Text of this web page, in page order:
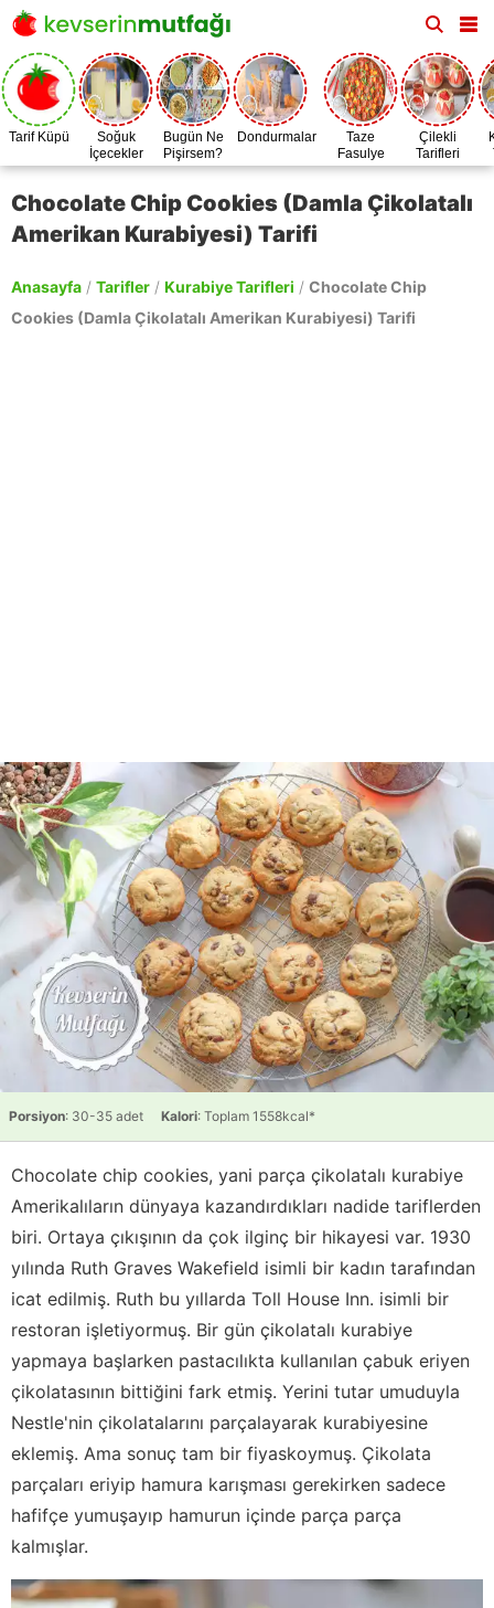
Tarif Küpü
Soğuk
İçecekler
Bugün Ne
Pişirsem?
Dondurmalar
Taze
Fasulye
Zamanı
Çilekli
Tarifleri
Chocolate Chip Cookies (Damla Çikolatalı
Amerikan Kurabiyesi) Tarifi
Anasayfa / Tarifler / Kurabiye Tarifleri / Chocolate Chip
Cookies (Damla Çikolatalı Amerikan Kurabiyesi) Tarifi
Porsiyon: 30-35 adet Kalori: Toplam 1558kcal*
Chocolate chip cookies, yani parça çikolatalı kurabiye
Amerikalıların dünyaya kazandırdıkları nadide tariflerden
biri. Ortaya çıkışının da çok ilginç bir hikayesi var. 1930
yılında Ruth Graves Wakefield isimli bir kadın tarafından
icat edilmiş. Ruth bu yıllarda Toll House Inn. isimli bir
restoran işletiyormuş. Bir gün çikolatalı kurabiye
yapmaya başlarken pastacılıkta kullanılan çabuk eriyen
çikolatasının bittiğini fark etmiş. Yerini tutar umuduyla
Nestle'nin çikolatalarını parçalayarak kurabiyesine
eklemiş. Ama sonuç tam bir fiyaskoymuş. Çikolata
parçaları eriyip hamura karışması gerekirken sadece
hafifçe yumuşayıp hamurun içinde parça parça
kalmışlar.